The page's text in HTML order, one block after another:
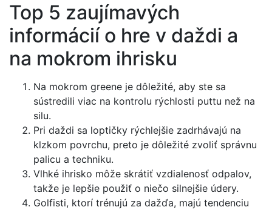
Top 5 zaujímavých
informácií o hre v daždi a
na mokrom ihrisku
Na mokrom greene je dôležité, aby ste sa
sústredili viac na kontrolu rýchlosti puttu než na
silu.
Pri daždi sa loptičky rýchlejšie zadrhávajú na
klzkom povrchu, preto je dôležité zvoliť správnu
palicu a techniku.
Vlhké ihrisko môže skrátiť vzdialenosť odpalov,
takže je lepšie použiť o niečo silnejšie údery.
Golfisti, ktorí trénujú za dažďa, majú tendenciu